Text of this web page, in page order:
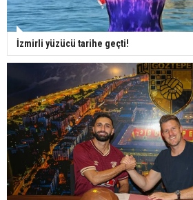
İzmirli yüzücü tarihe geçti!